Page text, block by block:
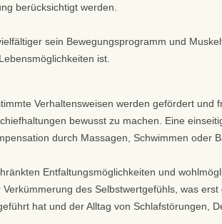
berücksichtigt werden.
sein Bewegungsprogramm und
ist.
Verhaltensweisen werden gefördert und
bewusst zu machen. Eine
durch Massagen, Schwimmen oder
Entfaltungsmöglichkeiten und
des Selbstwertgefühls, was
hat und der Alltag von Schlafstörungen,